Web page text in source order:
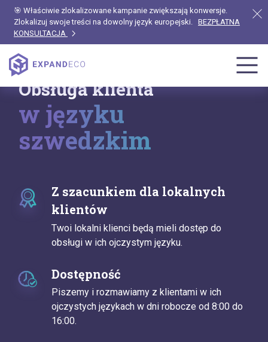
🎯 Właściwie zlokalizowane kampanie zwiększają konwersje.
Zlokalizuj swoje treści na dowolny język europejski. BEZPŁATNA
KONSULTACJA
Obsługa klienta
w języku
szwedzkim
Z szacunkiem dla lokalnych
klientów
Twoi lokalni klienci będą mieli dostęp do
obsługi w ich ojczystym języku.
Dostępność
Piszemy i rozmawiamy z klientami w ich
ojczystych językach w dni robocze od 8:00 do
16:00.